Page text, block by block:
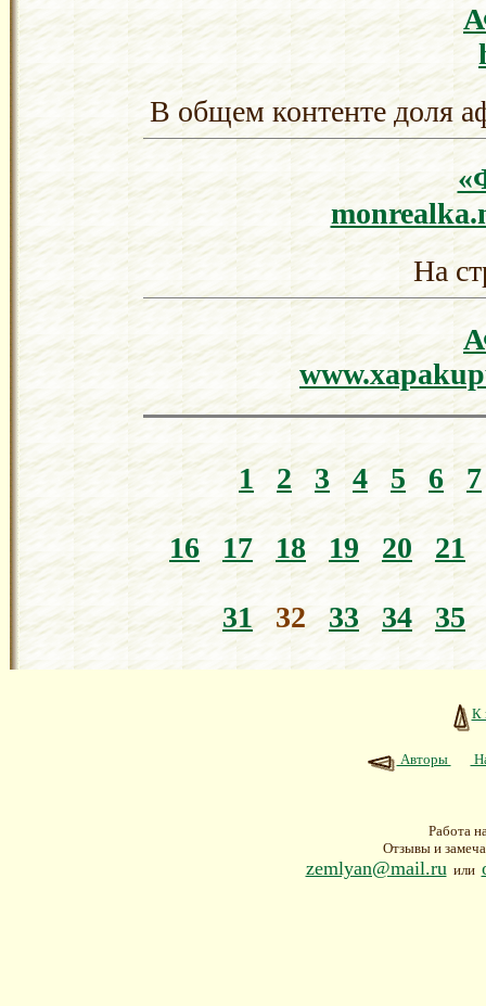
В общем контенте доля
На
1 2 3 4 5 6 7
16 17 18 19 20 21
31 32 33 34 35
К
Авторы
Работа
Отзывы и
zemlyan@mail.ruили